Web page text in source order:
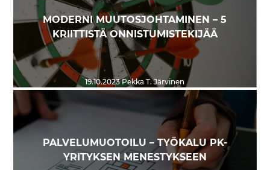
MODERNI MUUTOSJOHTAMINEN – 5
KRIITTISTÄ ONNISTUMISTEKIJÄÄ
19.10.2023Pekka T. Järvinen
PALVELUMUOTOILU – TYÖKALU PK-
YRITYKSEN MENESTYKSEEN